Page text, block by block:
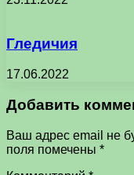
Гледичия
17.06.2022
Добавить
Ваш адрес email не
поля помечены *